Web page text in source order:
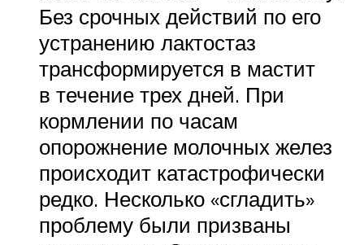
Без срочных действий по его
устранению лактостаз
трансформируется в мастит
в течение трех дней. При
кормлении по часам
опорожнение молочных желез
происходит катастрофически
редко. Несколько «сгладить»
проблему были призваны